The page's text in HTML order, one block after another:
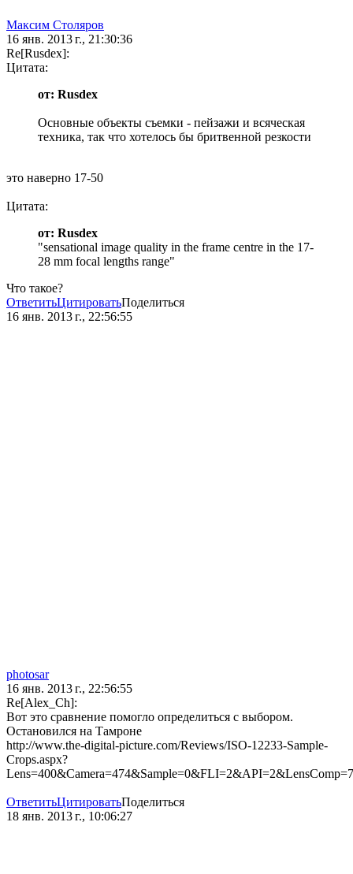
Максим Столяров
16 янв. 2013 г., 21:30:36
Re[Rusdex]:
Цитата:
от: Rusdex
Основные объекты съемки - пейзажи и всяческая
техника, так что хотелось бы бритвенной резкости
это наверно 17-50
Цитата:
от: Rusdex
"sensational image quality in the frame centre in the 17-
28 mm focal lengths range"
Что такое?
ОтветитьЦитироватьПоделиться
16 янв. 2013 г., 22:56:55
photosar
16 янв. 2013 г., 22:56:55
Re[Alex_Ch]:
Вот это сравнение помогло определиться с выбором.
Остановился на Тамроне
http://www.the-digital-picture.com/Reviews/ISO-12233-Sample-
Crops.aspx?
ОтветитьЦитироватьПоделиться
18 янв. 2013 г., 10:06:27